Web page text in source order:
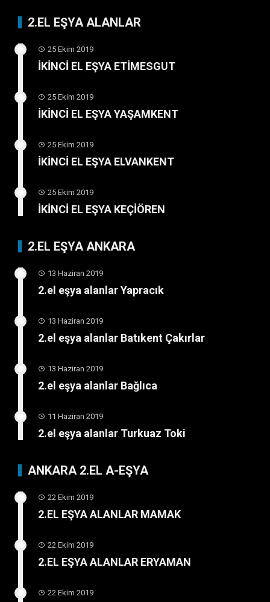
2.EL EŞYA ALANLAR
25 Ekim 2019
İKİNCİ EL EŞYA ETİMESGUT
25 Ekim 2019
İKİNCİ EL EŞYA YAŞAMKENT
25 Ekim 2019
İKİNCİ EL EŞYA ELVANKENT
25 Ekim 2019
İKİNCİ EL EŞYA KEÇİÖREN
2.EL EŞYA ANKARA
13 Haziran 2019
2.el eşya alanlar Yapracık
13 Haziran 2019
2.el eşya alanlar Batıkent Çakırlar
13 Haziran 2019
2.el eşya alanlar Bağlıca
11 Haziran 2019
2.el eşya alanlar Turkuaz Toki
ANKARA 2.EL A-EŞYA
22 Ekim 2019
2.EL EŞYA ALANLAR MAMAK
22 Ekim 2019
2.EL EŞYA ALANLAR ERYAMAN
22 Ekim 2019